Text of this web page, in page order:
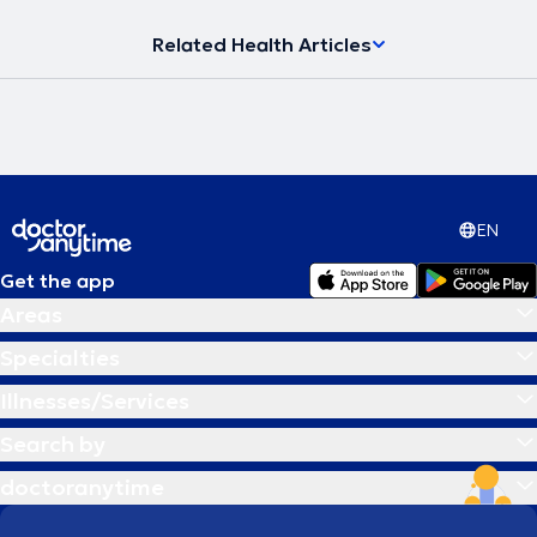
His expertise also includes multi-ligament knee injuries beyond just
delaying arthroplasty in younger patients.
Related Health Articles
EN
Get the app